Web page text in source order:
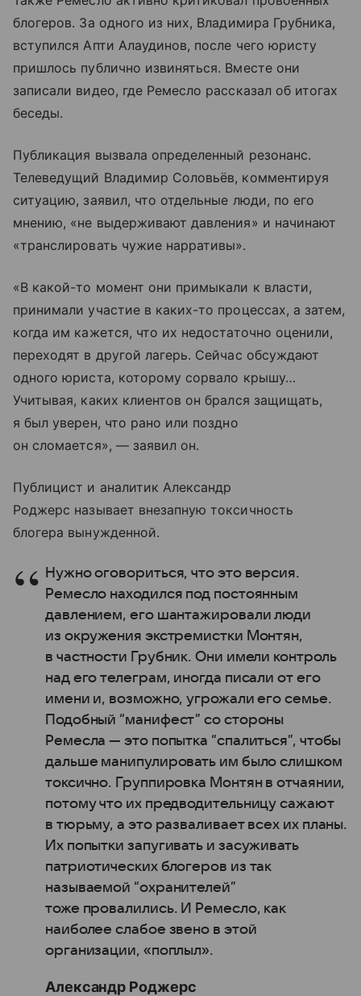
блогеров. За одного из них, Владимира Грубника,
вступился Апти Алаудинов, после чего юристу
пришлось публично извиняться. Вместе они
записали видео, где Ремесло рассказал об итогах
беседы.
Публикация вызвала определенный резонанс.
Телеведущий Владимир Соловьёв, комментируя
ситуацию, заявил, что отдельные люди, по его
мнению, «не выдерживают давления» и начинают
«транслировать чужие нарративы».
«В какой-то момент они примыкали к власти,
принимали участие в каких-то процессах, а затем,
когда им кажется, что их недостаточно оценили,
переходят в другой лагерь. Сейчас обсуждают
одного юриста, которому сорвало крышу…
Учитывая, каких клиентов он брался защищать,
я был уверен, что рано или поздно
он сломается», — заявил он.
Публицист и аналитик Александр
Роджерс называет внезапную токсичность
блогера вынужденной.
Нужно оговориться, что это версия.
Ремесло находился под постоянным
давлением, его шантажировали люди
из окружения экстремистки Монтян,
в частности Грубник. Они имели контроль
над его телеграм, иногда писали от его
имени и, возможно, угрожали его семье.
Подобный “манифест” со стороны
Ремесла — это попытка “спалиться”, чтобы
дальше манипулировать им было слишком
токсично. Группировка Монтян в отчаянии,
потому что их предводительницу сажают
в тюрьму, а это разваливает всех их планы.
Их попытки запугивать и засуживать
патриотических блогеров из так
называемой “охранителей”
тоже провалились. И Ремесло, как
наиболее слабое звено в этой
организации, «поплыл».
Александр Роджерс